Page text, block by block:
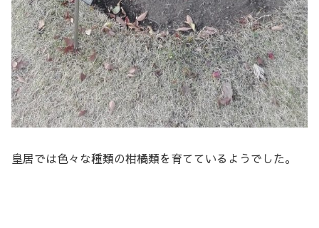
皇居では色々な種類の柑橘類を育てているようでした。